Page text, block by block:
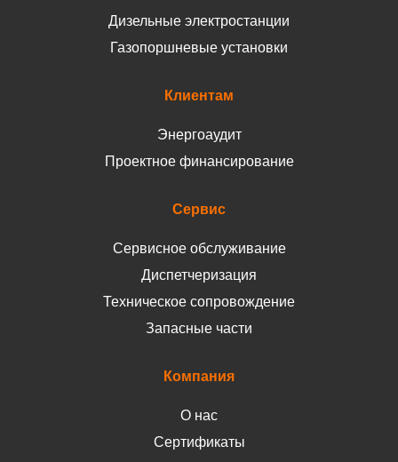
Дизельные электростанции
Газопоршневые установки
Клиентам
Энергоаудит
Проектное финансирование
Сервис
Сервисное обслуживание
Диспетчеризация
Техническое сопровождение
Запасные части
Компания
О нас
Сертификаты